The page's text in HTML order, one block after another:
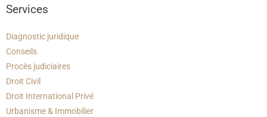
Services
Diagnostic juridique
Conseils
Procès judiciaires
Droit Civil
Droit International Privé
Urbanisme & Immobilier